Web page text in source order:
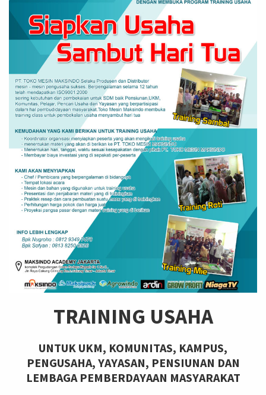
TRAINING USAHA
UNTUK UKM, KOMUNITAS, KAMPUS,
PENGUSAHA, YAYASAN, PENSIUNAN DAN
LEMBAGA PEMBERDAYAAN MASYARAKAT